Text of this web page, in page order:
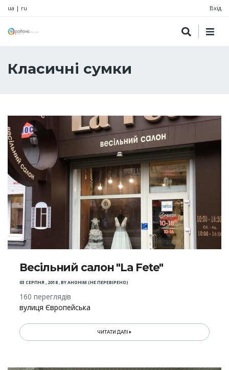
ua | ru Вхід
Класичні сумки
Весільний салон "La Fete"
03 СЕРПНЯ , 2018,BYАНОНІМ (НЕ ПЕРЕВІРЕНО)
160 переглядів
вулиця Європейська
ЧИТАТИ ДАЛІ